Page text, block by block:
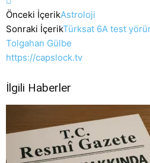
Önceki İçerikAstroloji
Sonraki İçerikTürksat 6A test
Tolgahan Gülbe
https://capslock.tv
İlgili Haberler